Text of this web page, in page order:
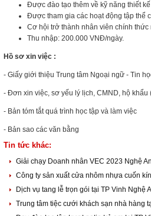
Được đào tạo thêm về kỹ năng thiết
Được tham gia các hoạt động tập thể
Cơ hội trở thành nhân viên chính thức
Thu nhập: 200.000 VNĐ/ngày.
Hồ sơ xin việc :
- Giấy giới thiệu Trung tâm Ngoại ngữ - Tin
- Đơn xin việc, sơ yếu lý lịch, CMND, hộ khẩu
- Bản tóm tắt quá trình học tập và làm việc
- Bản sao các văn bằng
Tin tức khác:
Giải chạy Doanh nhân VEC 2023 Nghệ An
Công ty sản xuất cửa nhôm nhựa cuốn
Dịch vụ tang lễ trọn gói tại TP Vinh Nghệ
Trung tâm tiệc cưới khách sạn nhà hàng